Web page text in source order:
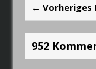
← Vorheriges
952